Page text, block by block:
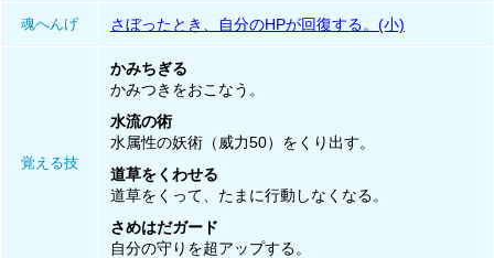
魂へんげ さぼったとき、自分のHPが回復する。(小)
覚える技
かみちぎる
かみつきをおこなう。
水流の術
水属性の妖術（威力50）をくり出す。
道草をくわせる
道草をくって、たまに行動しなくなる。
さめはだガード
自分の守りを超アップする。